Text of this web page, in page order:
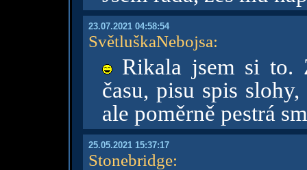
23.07.2021 04:58:54
SvětluškaNebojsa:
Rikala jsem si to.
času, pisu spis
ale poměrně pestrá
25.05.2021 15:37:17
Stonebridge: